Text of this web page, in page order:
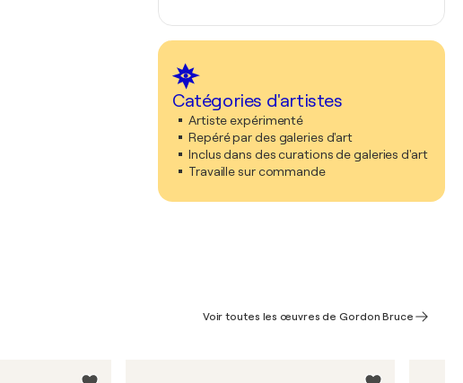
Catégories d'artistes
Artiste expérimenté
Repéré par des galeries d'art
Inclus dans des curations de galeries d'art
Travaille sur commande
Voir toutes les œuvres de Gordon Bruce